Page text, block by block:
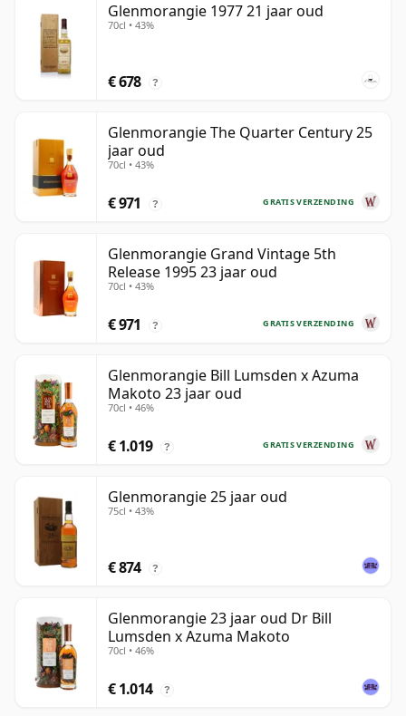
Glenmorangie 1977 21 jaar oud
70cl • 43%
€ 678 ?
Glenmorangie The Quarter Century 25
jaar oud
70cl • 43%
GRATIS VERZENDING
€ 971 ?
Glenmorangie Grand Vintage 5th
Release 1995 23 jaar oud
70cl • 43%
GRATIS VERZENDING
€ 971 ?
Glenmorangie Bill Lumsden x Azuma
Makoto 23 jaar oud
70cl • 46%
GRATIS VERZENDING
€ 1.019 ?
Glenmorangie 25 jaar oud
75cl • 43%
€ 874 ?
Glenmorangie 23 jaar oud Dr Bill
Lumsden x Azuma Makoto
70cl • 46%
€ 1.014 ?